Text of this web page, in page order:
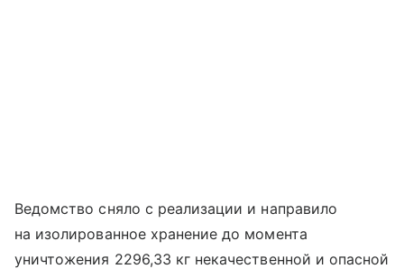
Ведомство сняло с реализации и направило
на изолированное хранение до момента
уничтожения 2296,33 кг некачественной и опасной